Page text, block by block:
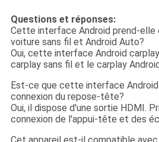
Questions et réponses:
Cette interface Android prend-elle
voiture sans fil et Android Auto?
Oui, cette interface Android
carplay sans fil et le carplay
Est-ce que cette interface
connexion du repose-tête?
Oui, il dispose d'une sortie HDMI.
connexion de l'appui-tête et des